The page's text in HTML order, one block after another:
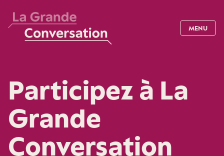
MENU
Participez à La
Grande
Conversation